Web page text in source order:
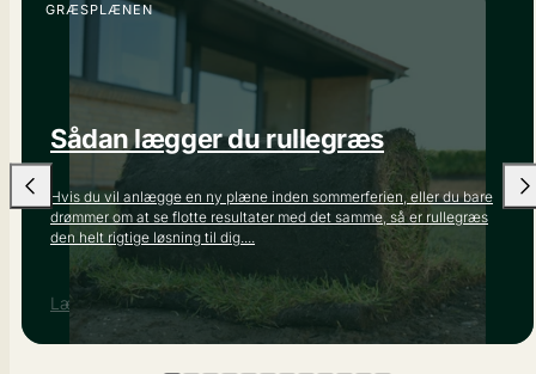
Sådan lægger du rullegræs
Hvis du vil anlægge en ny plæne inden sommerferien, eller du bare
drømmer om at se flotte resultater med det samme, så er rullegræs
den helt rigtige løsning til dig....
GRÆSPLÆNEN
Læs mere